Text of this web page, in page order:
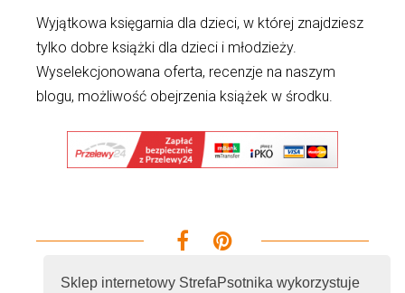
Sklep internetowy StrefaPsotnika wykorzystuje
Wyjątkowa księgarnia dla dzieci, w której znajdziesz
tylko dobre książki dla dzieci i młodzieży.
Wyselekcjonowana oferta, recenzje na naszym
blogu, możliwość obejrzenia książek w środku.